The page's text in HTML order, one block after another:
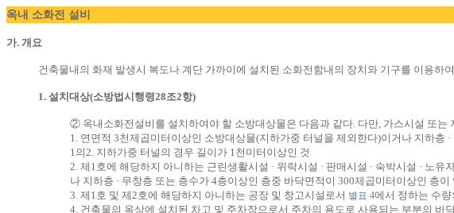
옥내 소화전 설비
가. 개요
건축물내의 화재 발생시 복도나 계단 가까이에 설치된 소화전함내의 장치와 기구를 이용
1. 설치대상(소방법시행령28조2항)
② 옥내소화전설비를 설치하여야 할 소방대상물은 다음과 같다. 다만, 가스시설 또는
1. 연면적 3천제곱미터이상인 소방대상물(지하가중 터널을 제외한다)이거나 지하
1의2. 지하가중 터널의 경우 길이가 1천미터이상인 것
2. 제1호에 해당하지 아니하는 근린생활시설 · 위락시설 · 판매시설 · 숙박시설 · 노
나 지하층 · 무창층 또는 층수가 4층이상인 층중 바닥면적이 300제곱미터이상인 층이
3. 제1호 및 제2호에 해당하지 아니하는 공장 및 창고시설로서 별표 4에서 정하는 수량
4. 건축물의 옥상에 설치된 차고 및 주차장으로서 주차의 용도로 사용되는 부분의 바